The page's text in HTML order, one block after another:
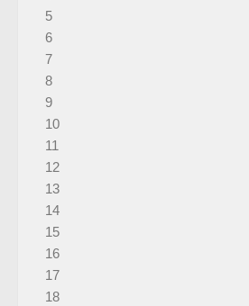
5
6
7
8
9
10
11
12
13
14
15
16
17
18